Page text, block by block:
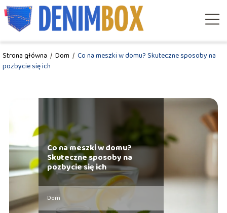
Strona główna / Dom / Co na meszki w domu? Skuteczne sposoby na
pozbycie się ich
Co na meszki w domu?
Skuteczne sposoby na
pozbycie się ich
Dom